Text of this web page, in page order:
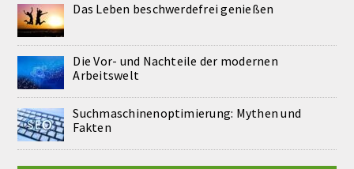
Das Leben beschwerdefrei genießen
Die Vor- und Nachteile der modernen
Arbeitswelt
Suchmaschinenoptimierung: Mythen und
Fakten